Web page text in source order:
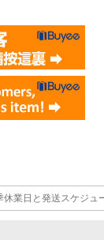
休業日と発送スケジュ